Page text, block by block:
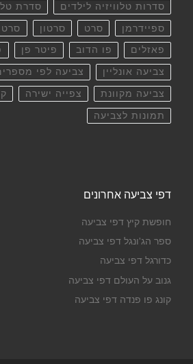
סדרות טלוויזיה לילדים סדרת
ספיידרמן סרט סרטון
פאזלים פו הדוב פיטר פן
צביעה אונליין צביעה לפי
צביעה מקוונת צפייה ישירה
תמונות לצביעה
דפי צביעה אחרונים
חופשת קיץ דפי צביעה
ספר הג'ונגל דפי צביעה
כדורגל דפי צביעה
גנוב על העולם דפי צביעה
קונג פו פנדה דפי צביעה